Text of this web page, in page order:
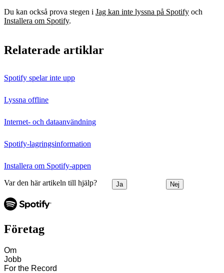
Du kan också prova stegen i Jag kan inte lyssna på Spotify och
Installera om Spotify.
Relaterade artiklar
Spotify spelar inte upp
Lyssna offline
Internet- och dataanvändning
Spotify-lagringsinformation
Installera om Spotify-appen
Var den här artikeln till hjälp? Ja Nej
Företag
Om
Jobb
For the Record